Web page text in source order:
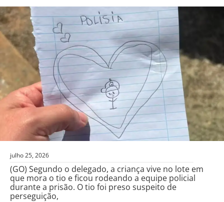
julho 25, 2026
(GO) Segundo o delegado, a criança vive no lote em
que mora o tio e ficou rodeando a equipe policial
durante a prisão. O tio foi preso suspeito de
perseguição,